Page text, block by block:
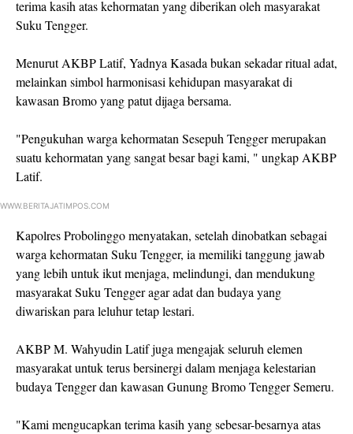
terima kasih atas kehormatan yang diberikan oleh masyarakat
Suku Tengger.
Menurut AKBP Latif, Yadnya Kasada bukan sekadar ritual adat,
melainkan simbol harmonisasi kehidupan masyarakat di
kawasan Bromo yang patut dijaga bersama.
"Pengukuhan warga kehormatan Sesepuh Tengger merupakan
suatu kehormatan yang sangat besar bagi kami, " ungkap AKBP
Latif.
WWW.BERITAJATIMPOS.COM
Kapolres Probolinggo menyatakan, setelah dinobatkan sebagai
warga kehormatan Suku Tengger, ia memiliki tanggung jawab
yang lebih untuk ikut menjaga, melindungi, dan mendukung
masyarakat Suku Tengger agar adat dan budaya yang
diwariskan para leluhur tetap lestari.
AKBP M. Wahyudin Latif juga mengajak seluruh elemen
masyarakat untuk terus bersinergi dalam menjaga kelestarian
budaya Tengger dan kawasan Gunung Bromo Tengger Semeru.
"Kami mengucapkan terima kasih yang sebesar-besarnya atas